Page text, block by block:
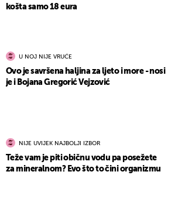
košta samo 18 eura
U NOJ NIJE VRUĆE
Ovo je savršena haljina za ljeto i more - nosi
je i Bojana Gregorić Vejzović
NIJE UVIJEK NAJBOLJI IZBOR
Teže vam je piti običnu vodu pa posežete
za mineralnom? Evo što to čini organizmu